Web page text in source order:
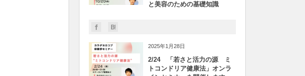
と美容のための基礎知識
2025年1月28日
2/24 「若さと活力の源 ミ
トコンドリア健康法」オンラ